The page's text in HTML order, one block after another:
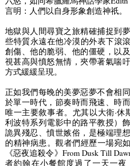
言明：人們以自身形象創造神祇。
地獄與人間尋寶之旅精確捕捉到
些特質永遠在他冷漠的外表下滾
創傷、他的脆弱、他的僵硬，以
視甚高與憤怒無情，夾帶著氣喘
方式緩緩呈現。
正如我們每晚的美夢惡夢不會相
於單一時代，節奏時而飛速、時
唯一主要敘事者。尤其以大衛·休
利波特系列電影中的路平教授）
詭異殘忍、憤世嫉俗，是極端理
的精神病患。觀者們經歷一場宛
《惡夜追殺令》 From Dusk Till
者約翰在小餐館度過了一天一